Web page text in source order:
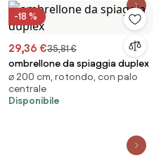
-18 %
29,36 €35,81 €
ombrellone da spiaggia duplex
⌀ 200 cm, rotondo, con palo
centrale
Disponibile